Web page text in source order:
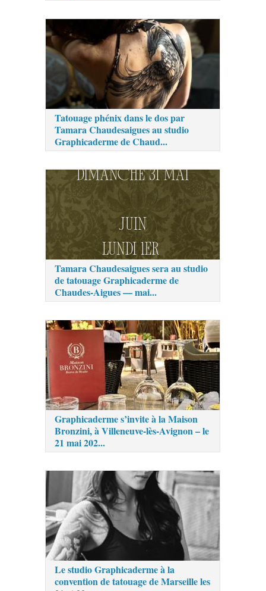
Tatouage phénix dans le dos par
Tamara Chaudesaigues au studio
Graphicaderme de Chaud...
Tamara Chaudesaigues sera au studio
de tatouage Graphicaderme de
Chaudes-Aigues — mai...
Graphicaderme s’invite à la Maison
Bronzini, à Villeneuve-lès-Avignon – le
21 mai 202...
Le studio Graphicaderme à la
convention de tatouage de Marseille les